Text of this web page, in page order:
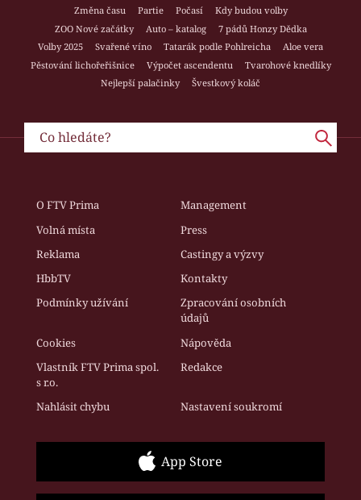
Změna času
Partie Počasí
Kdy budou volby
ZOO Nové začátky
Auto – katalog
7 pádů Honzy Dědka
Volby 2025
Svařené víno Tatarák podle Pohlreicha
Aloe vera
Pěstování lichořeřišnice
Výpočet ascendentu
Tvarohové knedlíky
Nejlepší palačinky
Švestkový koláč
O FTV Prima
Management
Volná místa
Press
Reklama
Castingy a výzvy
HbbTV
Kontakty
Podmínky užívání
Zpracování osobních
údajů
Cookies
Nápověda
Vlastník FTV Prima spol.
s r.o.
Redakce
Nahlásit chybu Nastavení soukromí
App Store